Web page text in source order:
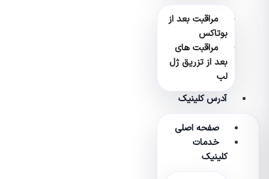
مراقبت بعد از
بوتاکس
مراقبت های
بعد از تزریق ژل
آدرس کلینیک
صفحه اصلی
خدمات
کلینیک